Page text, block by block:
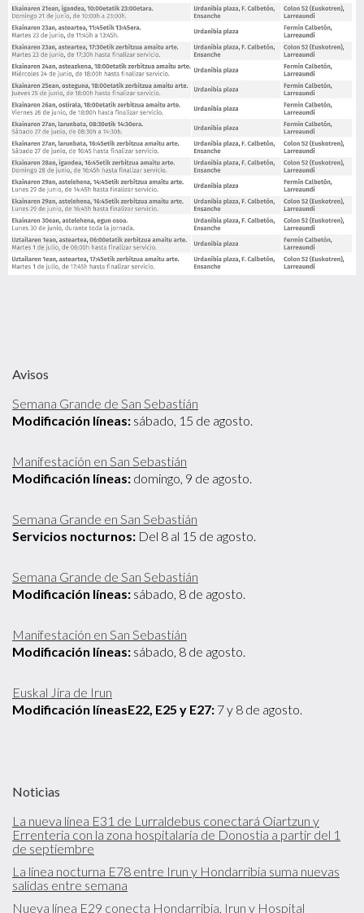
Avisos
Semana Grande de San Sebastián
Modificación líneas: sábado, 15 de agosto.
Manifestación en San Sebastián
Modificación líneas: domingo, 9 de agosto.
Semana Grande en San Sebastián
Servicios nocturnos: Del 8 al 15 de agosto.
Semana Grande de San Sebastián
Modificación líneas: sábado, 8 de agosto.
Manifestación en San Sebastián
Modificación líneas: sábado, 8 de agosto.
Euskal Jira de Irun
Modificación líneasE22, E25 y E27: 7 y 8 de agosto.
Noticias
La nueva línea E31 de Lurraldebus conectará Oiartzun y
Errenteria con la zona hospitalaria de Donostia a partir del 1
de septiembre
La línea nocturna E78 entre Irun y Hondarribia suma nuevas
salidas entre semana
Nueva línea E29 conecta Hondarribia, Irun y Hospital